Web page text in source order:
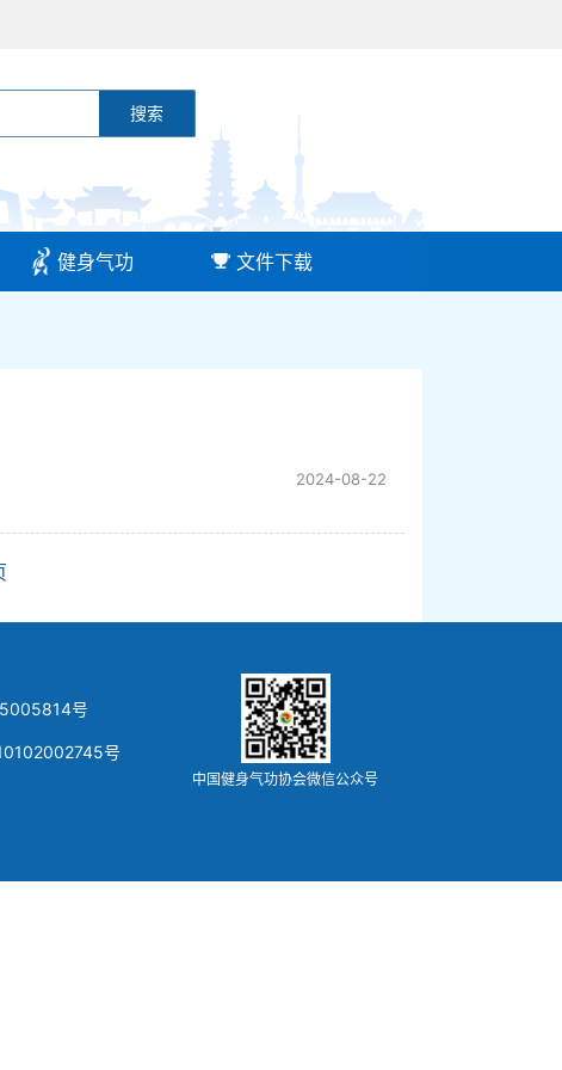
搜索
健身气功 文件下载
2024-08-22
号
号
中国健身气功协会微信公众号